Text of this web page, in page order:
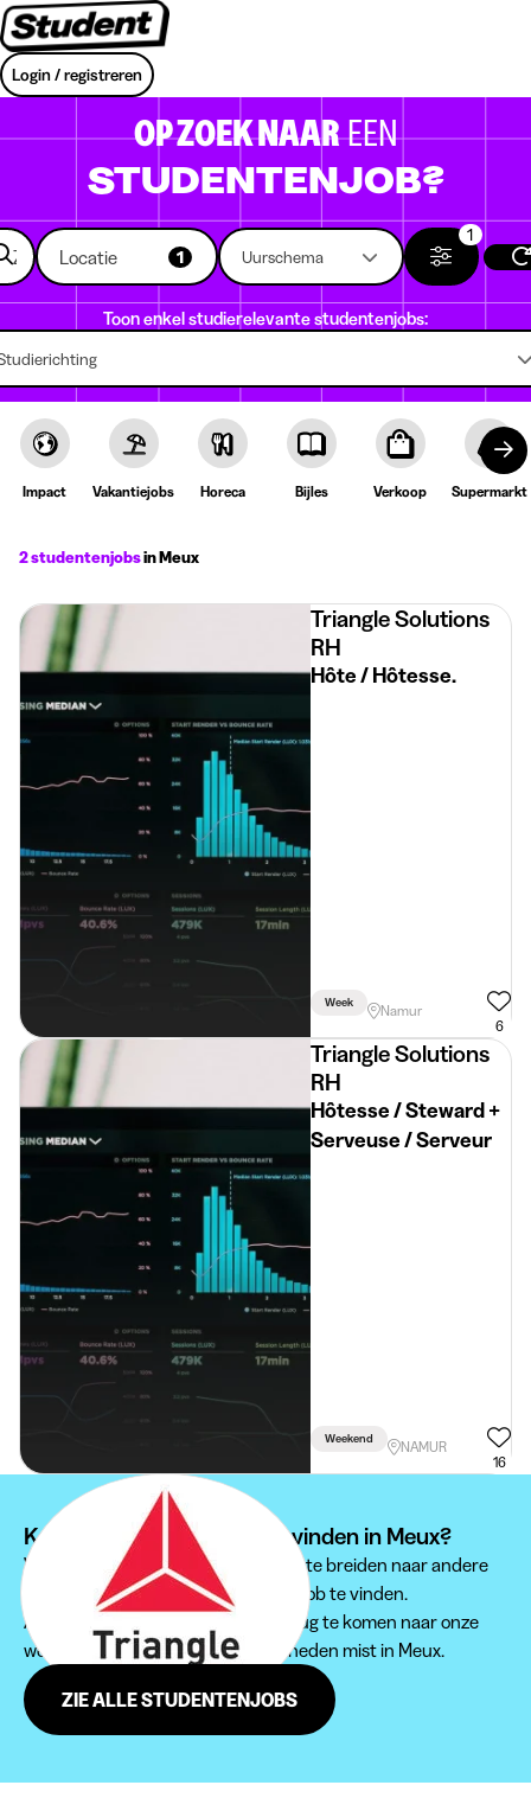
Login / registreren
OP ZOEK NAAREEN
STUDENTENJOB?
Locatie 1 Uurschema
1
Toon enkel studierelevante studentenjobs:
Impact Vakantiejobs Horeca Bijles Verkoop Supermarkt
2 studentenjobsin Meux
Triangle Solutions
RH
Hôte / Hôtesse.
Week
Namur
6
Triangle Solutions
RH
Hôtesse / Steward +
Serveuse / Serveur
Weekend
NAMUR
16
Kan je je studentenjob niet vinden in Meux?
Wij raden je aan om je zoektocht uit te breiden naar andere
regio's om een passende studentenjob te vinden.
Aarzel zeker niet om regelmatig terug te komen naar onze
website, zodat je geen jobmogelijkheden mist in Meux.
ZIE ALLE STUDENTENJOBS